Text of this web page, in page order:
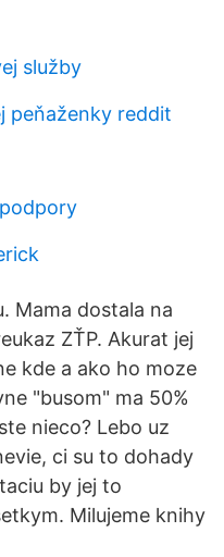
služby
peňaženky reddit
Mama dostala na
ZŤP. Akurat jej
kde a ako ho moze
"busom" ma 50%
nieco? Lebo uz
ci su to dohady
by jej to
Milujeme knihy